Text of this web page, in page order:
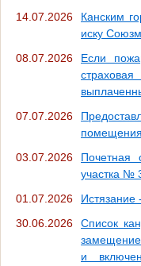
14.07.2026
Канским
иску
08.07.2026
Если
07.07.2026
помещения
03.07.2026
Почетная
участка №
01.07.2026
Истязание
30.06.2026
Список
замещение
и